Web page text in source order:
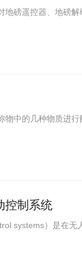
地磅遥控器、地磅
物中的几种物质进
控制系统
systems）是在无